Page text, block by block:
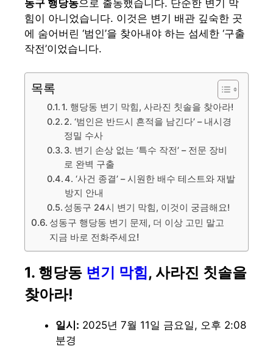
동구 행당동으로 출동했습니다. 단순한 변기 막
힘이 아니었습니다. 이것은 변기 배관 깊숙한 곳
에 숨어버린 ‘범인’을 찾아내야 하는 섬세한 ‘구출
작전’이었습니다.
목록
1. 행당동 변기 막힘, 사라진 칫솔을 찾아라!
2. ‘범인은 반드시 흔적을 남긴다’ – 내시경
정밀 수사
3. 변기 손상 없는 ‘특수 작전’ – 전문 장비
로 완벽 구출
4. ‘사건 종결’ – 시원한 배수 테스트와 재발
방지 안내
성동구 24시 변기 막힘, 이것이 궁금해요!
성동구 행당동 변기 문제, 더 이상 고민 말고
지금 바로 전화주세요!
1. 행당동 변기 막힘, 사라진 칫솔을
찾아라!
일시: 2025년 7월 11일 금요일, 오후 2:08
분경